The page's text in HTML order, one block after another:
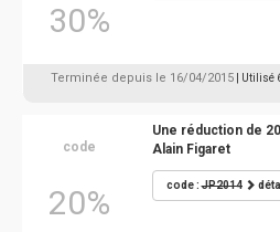
30%
Terminée depuis le 16/04/2015 | Utilisé
code
20%
Une réduction de
Alain Figaret
code :JP2014